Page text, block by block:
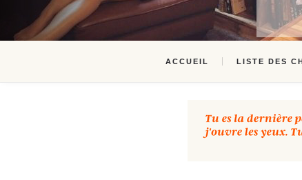
ACCUEIL LISTE DES